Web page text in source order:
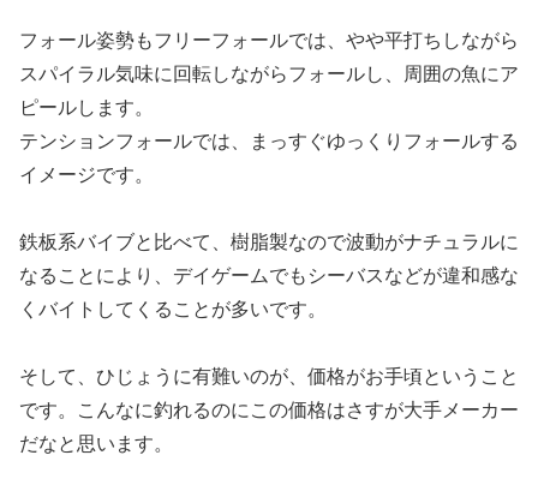
フォール姿勢もフリーフォールでは、やや平打ちしながら
スパイラル気味に回転しながらフォールし、周囲の魚にア
ピールします。
テンションフォールでは、まっすぐゆっくりフォールする
イメージです。
鉄板系バイブと比べて、樹脂製なので波動がナチュラルに
なることにより、デイゲームでもシーバスなどが違和感な
くバイトしてくることが多いです。
そして、ひじょうに有難いのが、価格がお手頃ということ
です。こんなに釣れるのにこの価格はさすが大手メーカー
だなと思います。